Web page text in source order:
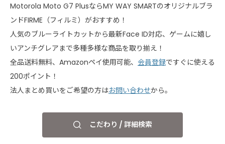
Motorola Moto G7 PlusならMY WAY SMARTのオリジナルブラ
ンドFIRME（フィルミ）がおすすめ！
人気のブルーライトカットから最新Face ID対応、ゲームに嬉し
いアンチグレアまで多種多様な商品を取り揃え！
全品送料無料、Amazonペイ使用可能、 会員登録ですぐに使える
200ポイント！
法人まとめ買いをご希望の方はお問い合わせから。
こだわり / 詳細検索